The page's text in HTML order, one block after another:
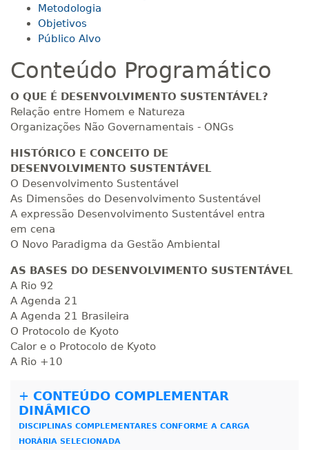
140 H 18 dias
160 H 20dias 60dias
R$ 793,10
Matricular
R$ 892,23
200 H 25dias 90dias
dias
R$ 1.090,51
240 H 30
260 H
280 H 35dias
R$ 1.387,93
Matricular
Metodologia
Objetivos
Público Alvo
Conteúdo Programático
O QUE É DESENVOLVIMENTO SUSTENTÁVEL?
Relação entre Homem e Natureza
Organizações Não Governamentais - ONGs
HISTÓRICO E CONCEITO DE
DESENVOLVIMENTO SUSTENTÁVEL
O Desenvolvimento Sustentável
As Dimensões do Desenvolvimento Sustentável
A expressão Desenvolvimento Sustentável entra
em cena
O Novo Paradigma da Gestão Ambiental
AS BASES DO DESENVOLVIMENTO SUSTENTÁVEL
A Rio 92
A Agenda 21
A Agenda 21 Brasileira
O Protocolo de Kyoto
Calor e o Protocolo de Kyoto
A Rio +10
+ CONTEÚDO COMPLEMENTAR
DINÂMICO
DISCIPLINAS COMPLEMENTARES CONFORME A CARGA
HORÁRIA SELECIONADA